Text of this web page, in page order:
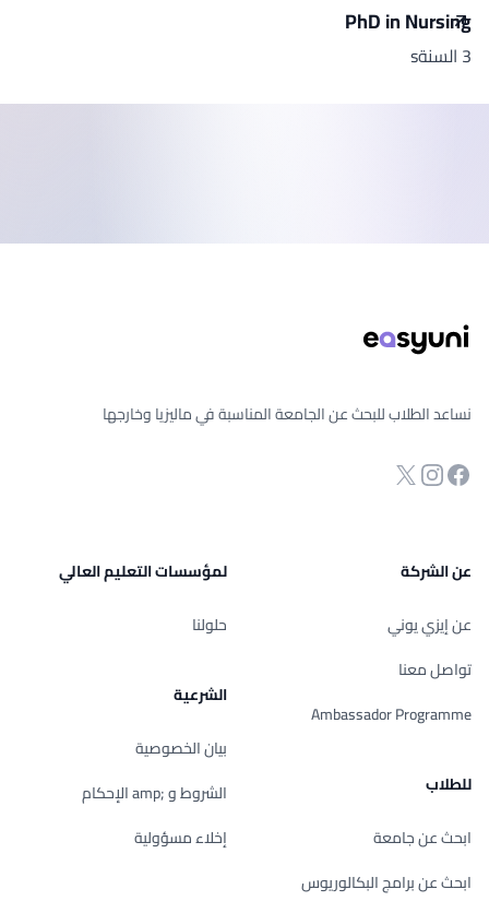
PhD in Nursing
3 السنةs
نساعد الطلاب للبحث عن الجامعة المناسبة في ماليزيا وخارجها
صفحة الفيسبوك
انستجرام
Twitter
عن الشركة
عن إيزي يوني
تواصل معنا
Ambassador Programme
للطلاب
ابحث عن جامعة
ابحث عن برامج البكالوريوس
لمؤسسات التعليم العالي
حلولنا
الشرعية
بيان الخصوصية
الشروط و ;amp الإحكام
إخلاء مسؤولية